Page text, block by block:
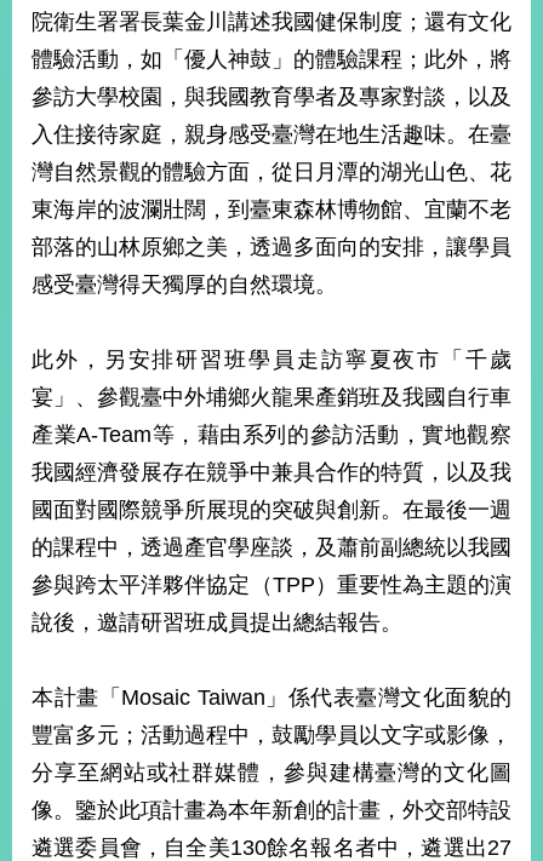
和
平
護
照
回
首
頁
網
站
導
關
於
新
聞
中
心
外
交
資
訊
家
與
地
區
國
際
院衛生署署長葉金川講述我國健保制度；還有文化
體驗活動，如「優人神鼓」的體驗課程；此外，將
參訪大學校園，與我國教育學者及專家對談，以及
入住接待家庭，親身感受臺灣在地生活趣味。在臺
灣自然景觀的體驗方面，從日月潭的湖光山色、花
東海岸的波瀾壯闊，到臺東森林博物館、宜蘭不老
部落的山林原鄉之美，透過多面向的安排，讓學員
感受臺灣得天獨厚的自然環境。
此外，另安排研習班學員走訪寧夏夜市「千歲
宴」、參觀臺中外埔鄉火龍果產銷班及我國自行車
產業A-Team等，藉由系列的參訪活動，實地觀察
我國經濟發展存在競爭中兼具合作的特質，以及我
國面對國際競爭所展現的突破與創新。在最後一週
的課程中，透過產官學座談，及蕭前副總統以我國
參與跨太平洋夥伴協定（TPP）重要性為主題的演
說後，邀請研習班成員提出總結報告。
本計畫「Mosaic Taiwan」係代表臺灣文化面貌的
豐富多元；活動過程中，鼓勵學員以文字或影像，
分享至網站或社群媒體，參與建構臺灣的文化圖
像。鑒於此項計畫為本年新創的計畫，外交部特設
遴選委員會，自全美130餘名報名者中，遴選出27